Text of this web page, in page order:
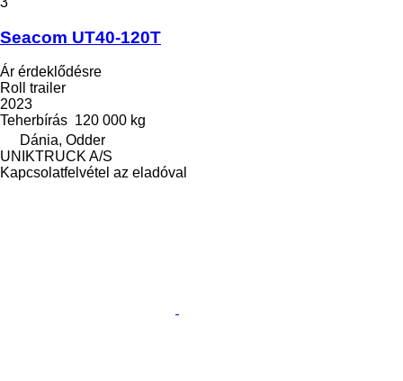
Seacom UT40-120T
Ár érdeklődésre
Roll trailer
2023
Teherbírás 120 000 kg
Dánia, Odder
UNIKTRUCK A/S
Kapcsolatfelvétel az eladóval